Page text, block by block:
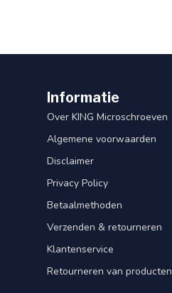
Informatie
Over KING Microschroeven
Algemene voorwaarden
Disclaimer
Privacy Policy
Betaalmethoden
Verzenden & retourneren
Klantenservice
Retourneren van producten